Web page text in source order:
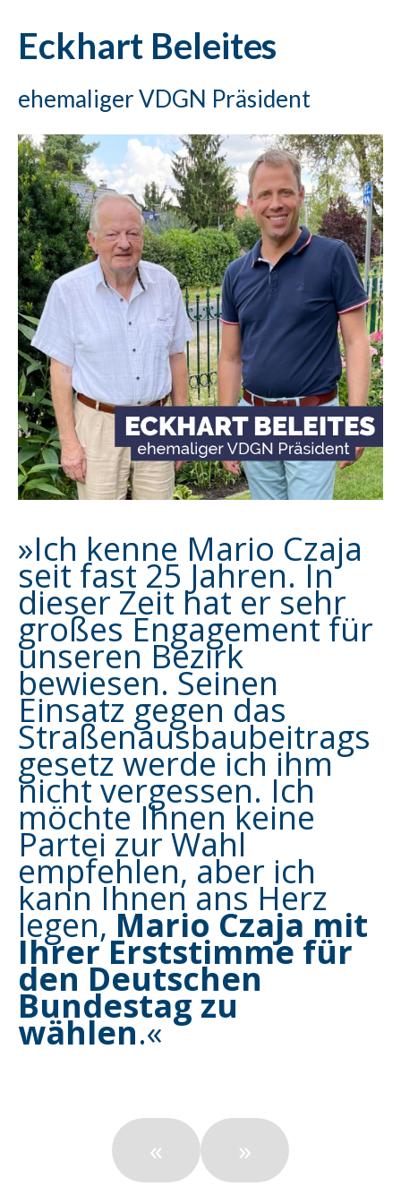
Eckhart Beleites
ehemaliger VDGN Präsident
»Ich kenne Mario Czaja
seit fast 25 Jahren. In
dieser Zeit hat er sehr
großes Engagement für
unseren Bezirk
bewiesen. Seinen
Einsatz gegen das
Straßenausbaubeitrags
gesetz werde ich ihm
nicht vergessen. Ich
möchte Ihnen keine
Partei zur Wahl
empfehlen, aber ich
kann Ihnen ans Herz
legen,Mario Czaja mit
Ihrer Erststimme für
den Deutschen
Bundestag zu
wählen.«
« »